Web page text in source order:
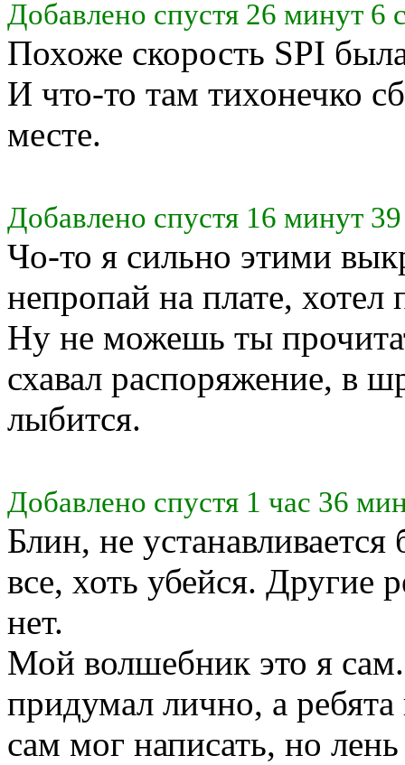
Добавлено спустя 26 минут 6
Похоже скорость SPI
И что-то там тихонечко
месте.
Добавлено спустя 16 минут
Чо-то я сильно этими
непропай на плате, хотел
Ну не можешь ты
схавал распоряжение, в
лыбится.
Добавлено спустя 1 час 36
Блин, не
все, хоть убейся. Другие
нет.
Мой волшебник это я
придумал лично, а
сам мог написать, но